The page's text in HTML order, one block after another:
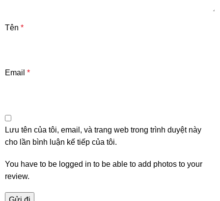
Tên*
Email*
Lưu tên của tôi, email, và trang web trong trình duyệt này
cho lần bình luận kế tiếp của tôi.
You have to be logged in to be able to add photos to your
review.